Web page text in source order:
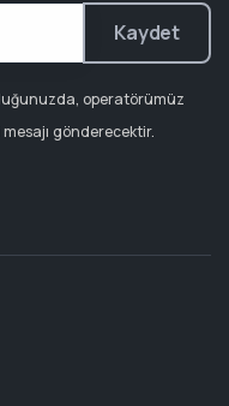
Kaydet
operatörümüz
gönderecektir.